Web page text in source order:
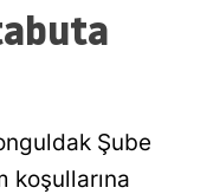
Şube
koşullarına